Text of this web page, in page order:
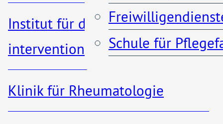
Institut für diagnostische und
interventionelle Radiologie
Klinik für Rheumatologie
Schule für
Kooperationen
Besuchszeiten
Patienteninformationen
Kontakt